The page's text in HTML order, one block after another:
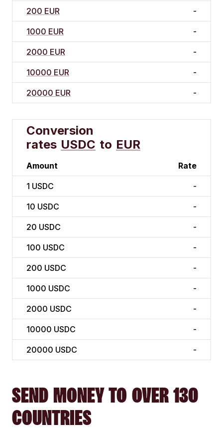
200 EUR -
1000 EUR -
2000 EUR -
10000 EUR -
20000 EUR -
Conversion
rates USDC to EUR
Amount Rate
1 USDC -
10 USDC -
20 USDC -
100 USDC -
200 USDC -
1000 USDC -
2000 USDC -
10000 USDC -
20000 USDC -
SEND MONEY TO OVER 130
COUNTRIES